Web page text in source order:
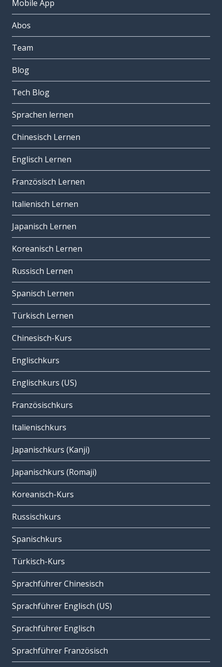
Mobile App
Abos
Team
Blog
Tech Blog
Sprachen lernen
Chinesisch Lernen
Englisch Lernen
Französisch Lernen
Italienisch Lernen
Japanisch Lernen
Koreanisch Lernen
Russisch Lernen
Spanisch Lernen
Türkisch Lernen
Chinesisch-Kurs
Englischkurs
Englischkurs (US)
Französischkurs
Italienischkurs
Japanischkurs (Kanji)
Japanischkurs (Romaji)
Koreanisch-Kurs
Russischkurs
Spanischkurs
Türkisch-Kurs
Sprachführer Chinesisch
Sprachführer Englisch (US)
Sprachführer Englisch
Sprachführer Französisch